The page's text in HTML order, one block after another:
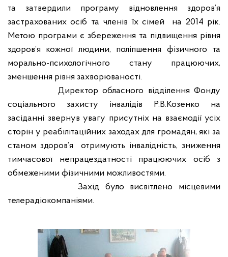
та затвердили програму відновлення здоров’я
застрахованих осіб та членів їх сімей
на 2014 рік.
Метою програми є збереження та підвищення рівня
здоров’я кожної людини, поліпшення фізичного та
морально-психологічного стану працюючих,
зменшення рівня захворюваності.
Директор обласного відділення Фонду
соціального захисту інвалідів Р.В.Козенко на
засіданні звернув увагу присутніх на взаємодії усіх
сторін у реабілітаційних заходах для громадян, які за
станом здоров’я
отримують інвалідність, зниження
тимчасової непрацездатності працюючих осіб з
обмеженими фізичними можливостями.
Захід було висвітлено місцевими
телерадіокомпаніями.